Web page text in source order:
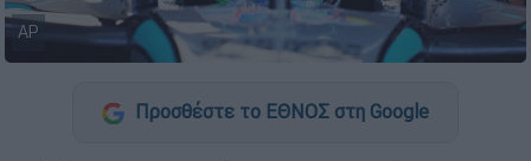
AP
Προσθέστε το ΕΘΝΟΣ στη Google